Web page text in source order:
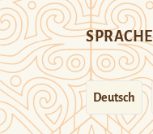
Deutsch